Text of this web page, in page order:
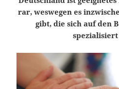
rar, weswegen es
gibt, die sich auf den